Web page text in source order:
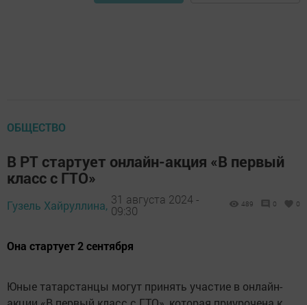
ОБЩЕСТВО
В РТ стартует онлайн-акция «В первый
класс с ГТО»
Гузель Хайруллина, 31 августа 2024 -
09:30
489 0 0
Она стартует 2 сентября
Юные татарстанцы могут принять участие в онлайн-